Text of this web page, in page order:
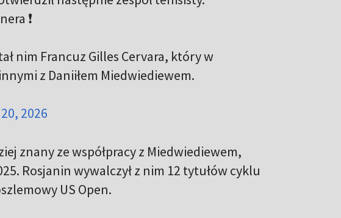
❗️
nim Francuz Gilles Cervara, który w
z Daniiłem Miedwiediewem.
2026
znany ze współpracy z Miedwiediewem,
Rosjanin wywalczył z nim 12 tytułów cyklu
US Open.